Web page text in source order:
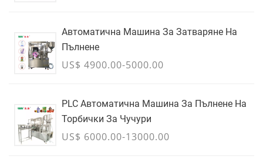
Автоматична Машина За Затваряне На
Пълнене
US$ 4900.00-5000.00
PLC Автоматична Машина За Пълнене На
Торбички За Чучури
US$ 6000.00-13000.00